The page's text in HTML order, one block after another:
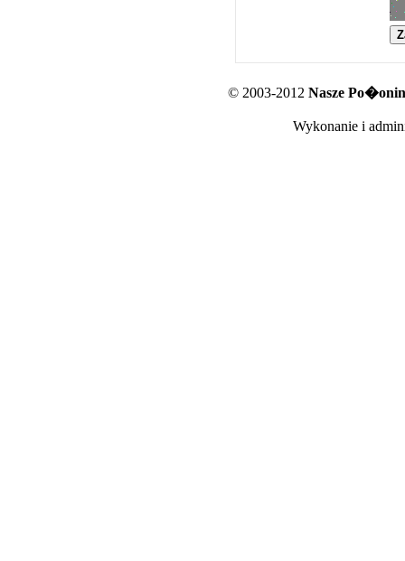
© 2003-2012 Nasze
Wykonanie i